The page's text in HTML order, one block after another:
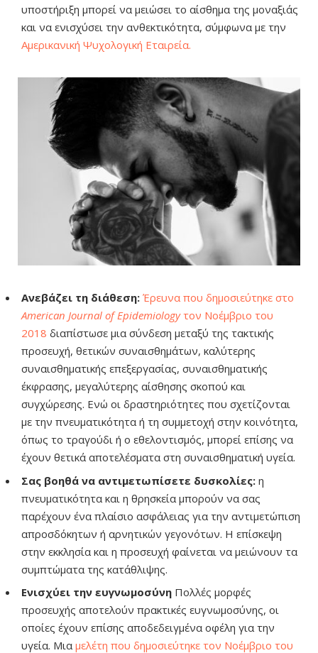
υποστήριξη μπορεί να μειώσει το αίσθημα της μοναξιάς
και να ενισχύσει την ανθεκτικότητα, σύμφωνα με την
Αμερικανική Ψυχολογική Εταιρεία.
Ανεβάζει τη διάθεση: Έρευνα που δημοσιεύτηκε στο
American Journal of Epidemiologyτον Νοέμβριο του
2018 διαπίστωσε μια σύνδεση μεταξύ της τακτικής
προσευχή, θετικών συναισθημάτων, καλύτερης
συναισθηματικής επεξεργασίας, συναισθηματικής
έκφρασης, μεγαλύτερης αίσθησης σκοπού και
συγχώρεσης. Ενώ οι δραστηριότητες που σχετίζονται
με την πνευματικότητα ή τη συμμετοχή στην κοινότητα,
όπως το τραγούδι ή ο εθελοντισμός, μπορεί επίσης να
έχουν θετικά αποτελέσματα στη συναισθηματική υγεία.
Σας βοηθά να αντιμετωπίσετε δυσκολίες: η
πνευματικότητα και η θρησκεία μπορούν να σας
παρέχουν ένα πλαίσιο ασφάλειας για την αντιμετώπιση
απροσδόκητων ή αρνητικών γεγονότων. Η επίσκεψη
στην εκκλησία και η προσευχή φαίνεται να μειώνουν τα
συμπτώματα της κατάθλιψης.
Ενισχύει την ευγνωμοσύνη Πολλές μορφές
προσευχής αποτελούν πρακτικές ευγνωμοσύνης, οι
οποίες έχουν επίσης αποδεδειγμένα οφέλη για την
υγεία. Μια μελέτη που δημοσιεύτηκε τον Νοέμβριο του